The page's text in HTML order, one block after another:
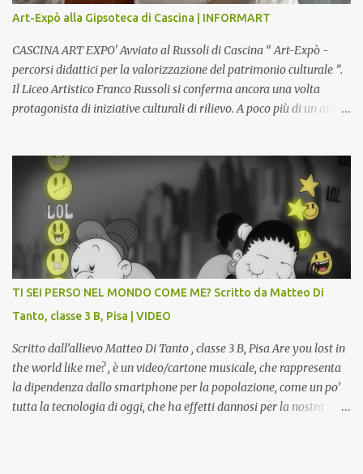
dello straniamento della visione, costruisce un’immagine tanto
meticolosa e nitida quanto assurda e inquietante. Uno
sdoppiamento del soggetto come spesso a...
Art-Expò alla Gipsoteca di Cascina | INFORMART
CASCINA ART EXPO' Avviato al Russoli di Cascina “ Art-Expò -
percorsi didattici per la valorizzazione del patrimonio culturale ”.
Il Liceo Artistico Franco Russoli si conferma ancora una volta
protagonista di iniziative culturali di rilievo. A poco più di un anno
valorizzazione del patrimonio storico artistico dell’ex Istituto
d’Arte, finanziato dal Miur a valere sui Bandi PON, che trasformerà
la Gipsoteca in un laboratorio didattico.Venti ragazzi del Liceo
potranno studiare e riscoprire: i Gessi storici dell’ex-Istituto d’Arte,
attualmente musealizzati nella Gipsoteca della Biblioteca
Comunale "Peppino Impastato" di Cascina. Quadri, disegni,
progetti di arredamento e di mobili, intarsi ed intagli lignei
da allievi e studenti dell’Istituto d’Arte durante il...
TI SEI PERSO NEL MONDO COME ME? Scritto da Matteo Di
Tanto, classe 3 B, Pisa | VIDEO
Scritto dall’allievo Matteo Di Tanto , classe 3 B, Pisa Are you lost in
the world like me? , è un video/cartone musicale, che rappresenta
la dipendenza dallo smartphone per la popolazione, come un po’
tutta la tecnologia di oggi, che ha effetti dannosi per la nostra